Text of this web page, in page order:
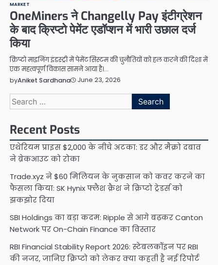
MARKET
OneMiners ने Changelly Pay इंटीग्रेशन
के बाद क्रिप्टो पेमेंट एडॉप्शन में भारी उछाल दर्ज
किया
क्रिप्टो माइनिंग इंडस्ट्री में पेमेंट सिस्टम की चुनौतियों को हल करने की दिशा में
एक महत्वपूर्ण विकास सामने आया है।…
byAniket Sardhana June 23, 2026
Search
for:
Recent Posts
एथेरियम प्राइस $2,000 के नीचे अटका: डर और मैक्रो दबाव
ने ब्रेकआउट को रोका
Trade.xyz ने $60 मिलियन के नुकसान को कवर करने का
फैसला किया: SK Hynix फ्लैश क्रैश ने क्रिप्टो ट्रेडर्स को
झकझोर दिया
SBI Holdings का बड़ा कदम: Ripple से आगे बढ़कर Canton
Network पर On-Chain Finance का विस्तार
RBI Financial Stability Report 2026: स्टेबलकॉइन पर RBI
की नजर, जानिए क्रिप्टो को लेकर क्या कहती है नई रिपोर्ट